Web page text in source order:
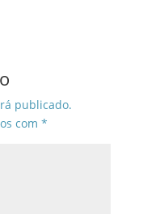
publicado.
com *